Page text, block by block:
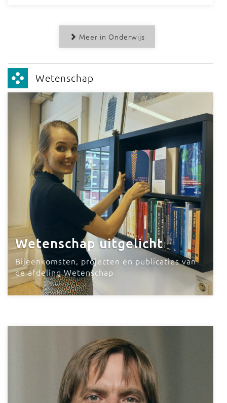
Meer in Onderwijs
Wetenschap
Wetenschap uitgelicht
Bijeenkomsten, projecten en publicaties van
de afdeling Wetenschap